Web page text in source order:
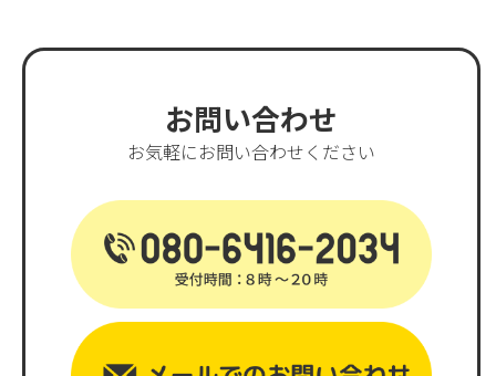
お問い合わせ
お気軽にお問い合わせください